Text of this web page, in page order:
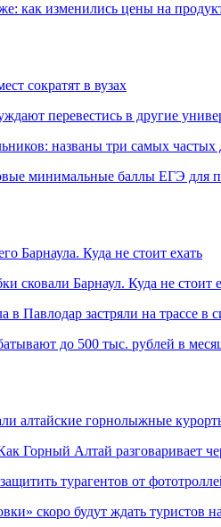
как изменились цены на
сократят в вузах
перевестись в другие
названы три самых частых
минимальные баллы ЕГЭ для
Барнаула. Куда не стоит ехать
сковали Барнаул. Куда не стоит
в Павлодар застряли на трассе в
до 500 тыс. рублей в
алтайские горнолыжные
Горный Алтай разговаривает
турагентов от
скоро будут ждать туристов